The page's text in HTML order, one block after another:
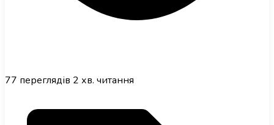
77 переглядів 2 хв. читання